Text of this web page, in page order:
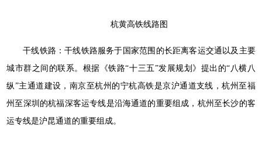
杭黄高铁线路图
干线铁路：干线铁路服务于国家范围的长距离客运交通以及主要
城市群之间的联系。根据《铁路“十三五”发展规划》提出的“八横八
纵”主通道建设，南京至杭州的宁杭高铁是京沪通道支线，杭州至福
州至深圳的杭福深客运专线是沿海通道的重要组成，杭州至长沙的客
运专线是沪昆通道的重要组成。